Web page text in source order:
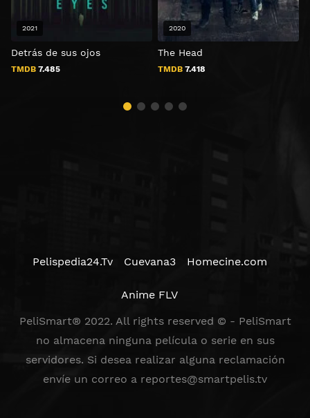
Detrás de sus ojos
TMDB 7.485
2021
The Head
TMDB 7.418
2020
Pelispedia24.Tv Cuevana3 Homecine.com
Anime FLV
PeliSmart® 2022. All rights reserved © - PeliSmart
no almacena ninguna película o serie en sus
servidores. Si desea realizar alguna reclamación
envíe un correo a reportes@smartpelis.tv